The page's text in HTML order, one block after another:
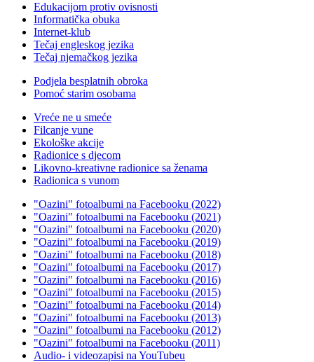
Edukacijom protiv ovisnosti
Informatička obuka
Internet-klub
Tečaj engleskog jezika
Tečaj njemačkog jezika
Podjela besplatnih obroka
Pomoć starim osobama
Vreće ne u smeće
Filcanje vune
Ekološke akcije
Radionice s djecom
Likovno-kreativne radionice sa ženama
Radionica s vunom
"Oazini" fotoalbumi na Facebooku (2022)
"Oazini" fotoalbumi na Facebooku (2021)
"Oazini" fotoalbumi na Facebooku (2020)
"Oazini" fotoalbumi na Facebooku (2019)
"Oazini" fotoalbumi na Facebooku (2018)
"Oazini" fotoalbumi na Facebooku (2017)
"Oazini" fotoalbumi na Facebooku (2016)
"Oazini" fotoalbumi na Facebooku (2015)
"Oazini" fotoalbumi na Facebooku (2014)
"Oazini" fotoalbumi na Facebooku (2013)
"Oazini" fotoalbumi na Facebooku (2012)
"Oazini" fotoalbumi na Facebooku (2011)
Audio- i videozapisi na YouTubeu